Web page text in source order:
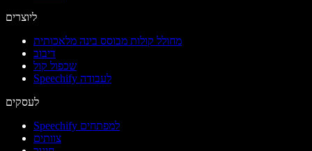
ליוצרים
מחולל קולות מבוסס בינה מלאכותית
דיבוב
שכפול קול
Speechify לעבודה
לעסקים
Speechify למפתחים
צוותים